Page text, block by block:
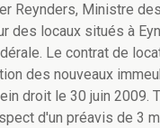
Reynders, Ministre
des locaux situés à
Le contrat de
des nouveaux
droit le 30 juin 2009.
d'un préavis de 3